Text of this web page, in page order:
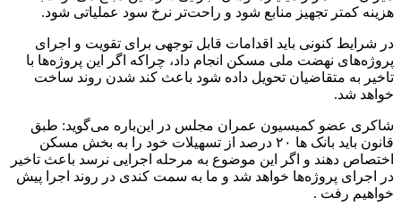
هزینه کمتر تجهیز منابع شود و راحت‌تر نرخ سود عملیاتی شود.
در شرایط کنونی باید اقدامات قابل توجهی برای تقویت و اجرای
پروژه‌های نهضت ملی مسکن انجام داد، چراکه اگر این پروژه‌ها با
تاخیر به متقاضیان تحویل داده شود باعث کند شدن روند ساخت
خواهد شد.
شاکری عضو کمیسیون عمران مجلس در این‌باره می‌گوید: طبق
قانون باید بانک ها ۲۰ درصد از تسهیلات خود را به بخش مسکن
اختصاص دهند و اگر این موضوع به مرحله اجرایی نرسد باعث تاخیر
در اجرای پروژه‌ها خواهد شد و ما به سمت کندی در روند اجرا پیش
خواهیم رفت .